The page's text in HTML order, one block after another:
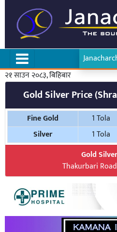
२१ साउन २०८३, बिहिबार
Gold Silver Price
Fine Gold 1 Tola
Silver
1 Tola
Gold
Thakurbari